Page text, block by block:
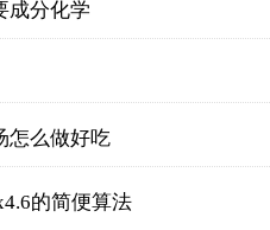
成分化学
怎么做好吃
的简便算法